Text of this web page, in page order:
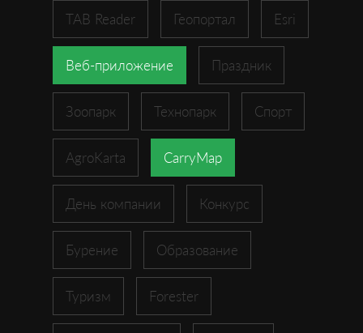
TAB Reader Геопортал Esri
Веб-приложение Праздник
Зоопарк Технопарк Спорт
AgroKarta CarryMap
День компании Конкурс
Бурение Образование
Туризм Forester